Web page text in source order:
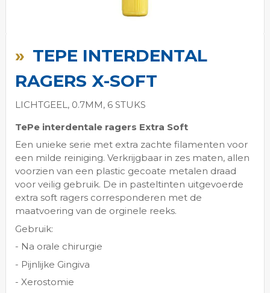
TEPE INTERDENTAL
RAGERS X-SOFT
LICHTGEEL, 0.7MM, 6 STUKS
TePe interdentale ragers Extra Soft
Een unieke serie met extra zachte filamenten voor
een milde reiniging. Verkrijgbaar in zes maten, allen
voorzien van een plastic gecoate metalen draad
voor veilig gebruik. De in pasteltinten uitgevoerde
extra soft ragers corresponderen met de
maatvoering van de orginele reeks.
Gebruik:
- Na orale chirurgie
- Pijnlijke Gingiva
- Xerostomie
het
van
afbeeldingen-
gallerij